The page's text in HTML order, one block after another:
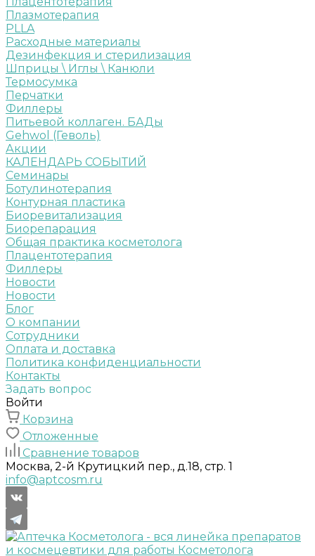
Плазмотерапия
PLLA
Расходные материалы
Дезинфекция и стерилизация
Шприцы \ Иглы \ Канюли
Термосумка
Перчатки
Филлеры
Питьевой коллаген. БАДы
Gehwol (Геволь)
Акции
КАЛЕНДАРЬ СОБЫТИЙ
Семинары
Ботулинотерапия
Контурная пластика
Биоревитализация
Биорепарация
Общая практика косметолога
Плацентотерапия
Филлеры
Новости
Новости
Блог
О компании
Сотрудники
Оплата и доставка
Политика конфиденциальности
Контакты
Задать вопрос
Войти
Корзина
Отложенные
Сравнение товаров
Москва, 2-й Крутицкий пер., д.18, стр. 1
info@aptcosm.ru